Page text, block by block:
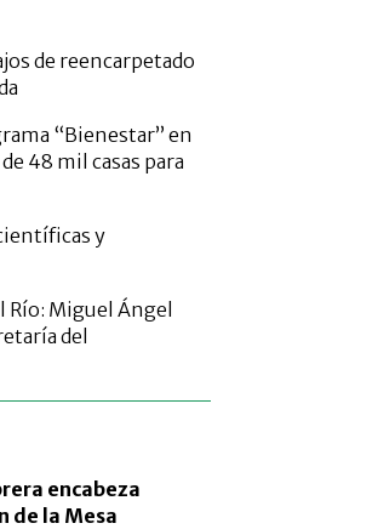
de reencarpetado
“Bienestar” en
48 mil casas para
y
Río: Miguel Ángel
del
encabeza
de la Mesa